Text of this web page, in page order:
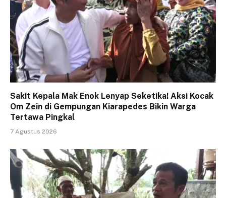
Sakit Kepala Mak Enok Lenyap Seketika! Aksi Kocak
Om Zein di Gempungan Kiarapedes Bikin Warga
Tertawa Pingkal
7 Agustus 2026